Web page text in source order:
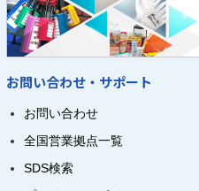
お問い合わせ・サポート
お問い合わせ
全国営業拠点一覧
SDS検索